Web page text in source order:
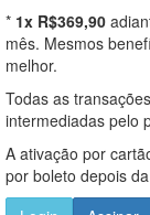
* 1x R$369,90
mês. Mesmos
melhor.
Todas as
intermediadas pelo
A ativação por
por boleto depois